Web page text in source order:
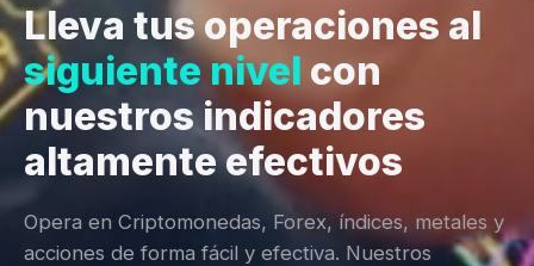
Lleva tus operaciones al
siguiente nivel con
nuestros indicadores
altamente efectivos
Opera en Criptomonedas, Forex, índices, metales y
acciones de forma fácil y efectiva. Nuestros